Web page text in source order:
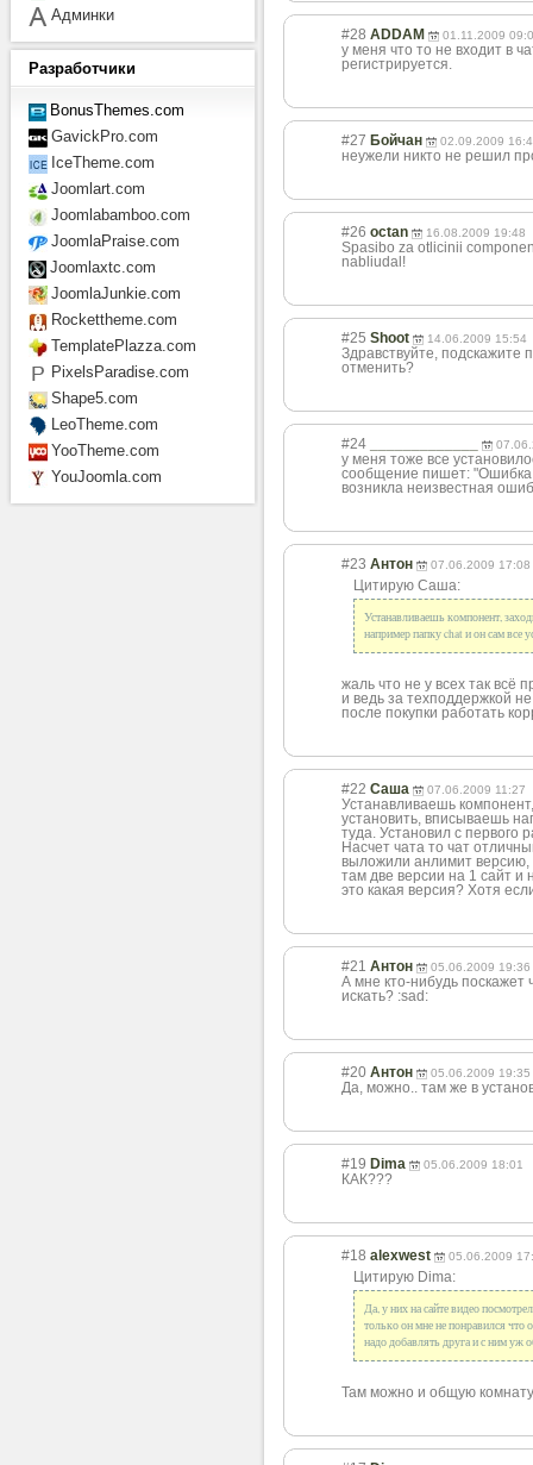
#28 ADDAM 01.11.2009
у меня что то не входит в
регистрируется.
#27 Бойчан 02.09.2009
неужели никто не решил
#26 octan 16.08.2009 19:48
Spasibo za otlicinii
nabliudal!
#25 Shoot 14.06.2009 15:54
Здравствуйте, подскажите
отменить?
#24
у меня тоже все
сообщение пишет:
возникла неизвестная
#23 Антон 07.06.2009 17:08
Цитирую Саша:
Устанавливаешь компонент,
например папку chat и он сам все
жаль что не у всех так всё
и ведь за техподдержкой
после покупки работать
#22 Саша 07.06.2009 11:27
Устанавливаешь
установить, вписываешь
туда. Установил с первого
Насчет чата то чат
выложили анлимит версию,
там две версии на 1 сайт
это какая версия? Хотя
#21 Антон 05.06.2009 19:36
А мне кто-нибудь поскажет
искать? :sad:
#20 Антон 05.06.2009 19:35
Да, можно.. там же в
#19 Dima 05.06.2009 18:01
КАК???
#18 alexwest 05.06.2009
Цитирую Dima:
Да, у них на сайте видео
только он мне не понравился что
надо добавлять друга и с ним уж
Там можно и общую
Админки
Разработчики
BonusThemes.com
GavickPro.com
IceTheme.com
Joomlart.com
Joomlabamboo.com
JoomlaPraise.com
Joomlaxtc.com
JoomlaJunkie.com
Rockettheme.com
TemplatePlazza.com
PixelsParadise.com
Shape5.com
LeoTheme.com
YooTheme.com
YouJoomla.com